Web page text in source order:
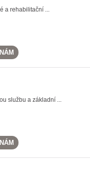
a rehabilitační ...
službu a základní ...